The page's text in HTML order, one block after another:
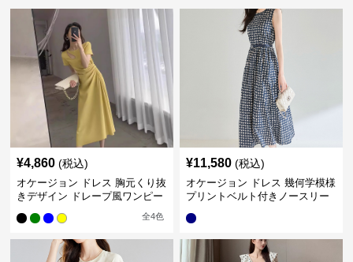
¥4,860 (税込)
オケージョン ドレス 胸元くり抜
きデザイン ドレープ風ワンピー
全4色
¥11,580 (税込)
オケージョン ドレス 幾何学模様
プリントベルト付きノースリー